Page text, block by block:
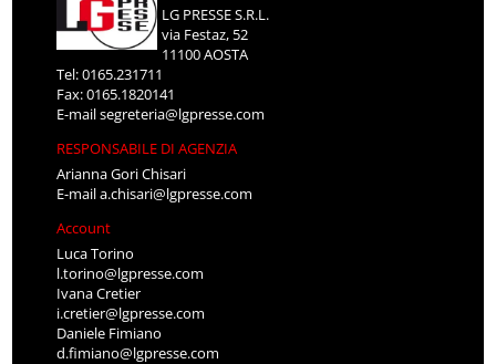
LG PRESSE S.R.L.
via Festaz, 52
11100 AOSTA
Tel: 0165.231711
Fax: 0165.1820141
E-mailsegreteria@lgpresse.com
RESPONSABILE DI AGENZIA
Arianna Gori Chisari
E-maila.chisari@lgpresse.com
Account
Luca Torino
l.torino@lgpresse.com
Ivana Cretier
i.cretier@lgpresse.com
Daniele Fimiano
d.fimiano@lgpresse.com